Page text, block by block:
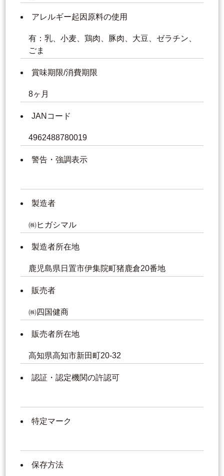
アレルギー起因原料の使用
有：乳、小麦、鶏肉、豚肉、大豆、ゼラチン、
ごま
賞味期限/消費期限
8ヶ月
JANコード
4962488780019
警告・強調表示
製造者
㈱ヒガシマル
製造者所在地
鹿児島県日置市伊集院町猪鹿倉20番地
販売者
㈱四国健商
販売者所在地
高知県高知市新田町20-32
認証・認定機関の許認可
特定マーク
保存方法